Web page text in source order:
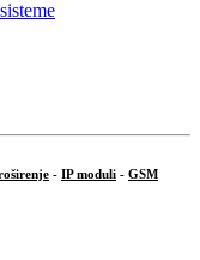
- IP moduli - GSM